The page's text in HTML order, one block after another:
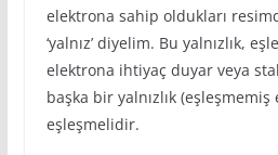
elektrona sahip oldukları
‘yalnız’ diyelim. Bu yalnızlık,
elektrona ihtiyaç duyar veya
başka bir yalnızlık
eşleşmelidir.